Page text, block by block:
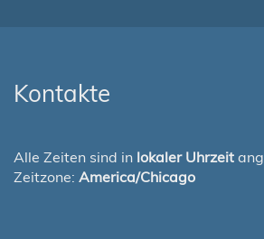
Kontakte
Alle Zeiten sind in lokaler Uhrzeit
Zeitzone: America/Chicago